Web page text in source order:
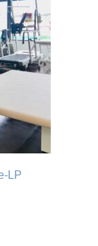
LP